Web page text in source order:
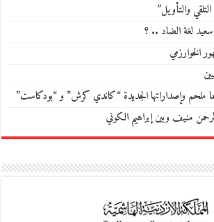
والتأويل”
لغة الضاد .. ؟
الخوارزمي
ملحم وإصداراتها الجديدة “كاندي كرش” و “بودكاست”
منيف وبين إبراهيم الكوني